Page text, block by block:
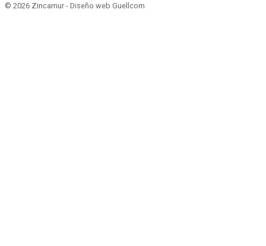
© 2026 Zincamur - Diseño web Guellcom